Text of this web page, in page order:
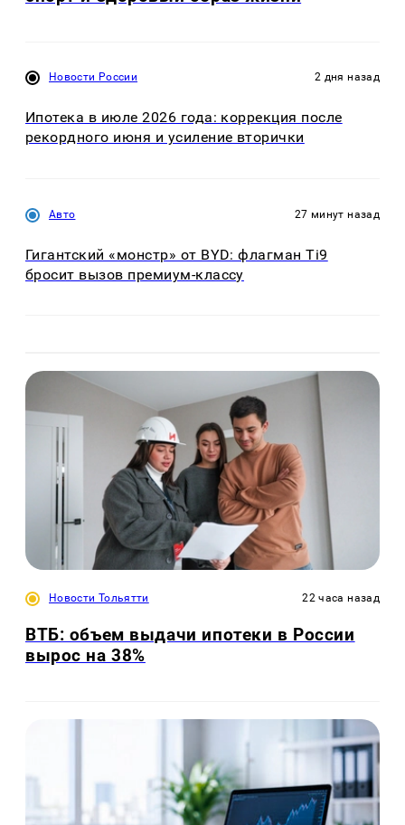
Новости России 2 дня назад
Ипотека в июле 2026 года: коррекция после
рекордного июня и усиление вторички
Авто 27 минут назад
Гигантский «монстр» от BYD: флагман Ti9
бросит вызов премиум-классу
Новости Тольятти 22 часа назад
ВТБ: объем выдачи ипотеки в России
вырос на 38%